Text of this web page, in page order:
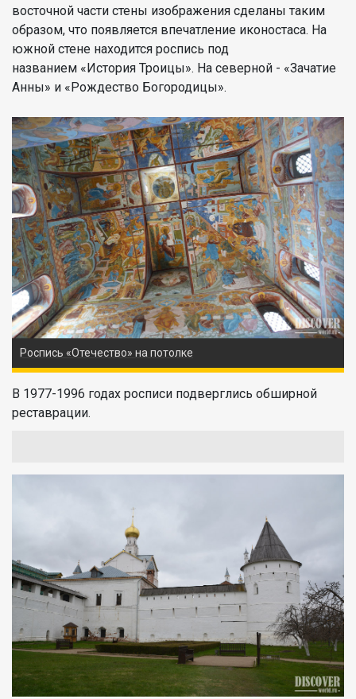
восточной части стены изображения сделаны таким
образом, что появляется впечатление иконостаса. На
южной стене находится роспись под
названием «История Троицы». На северной - «Зачатие
Анны» и «Рождество Богородицы».
Роспись «Отечество» на потолке
В 1977-1996 годах росписи подверглись обширной
реставрации.